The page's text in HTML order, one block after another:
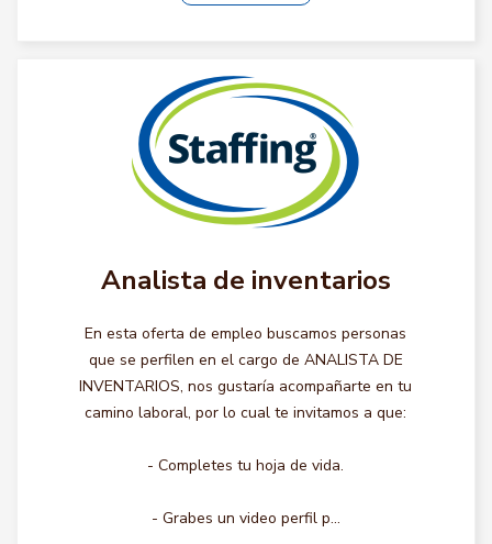
Analista de inventarios
En esta oferta de empleo buscamos personas
que se perfilen en el cargo de ANALISTA DE
INVENTARIOS, nos gustaría acompañarte en tu
camino laboral, por lo cual te invitamos a que:
- Completes tu hoja de vida.
- Grabes un video perfil p...